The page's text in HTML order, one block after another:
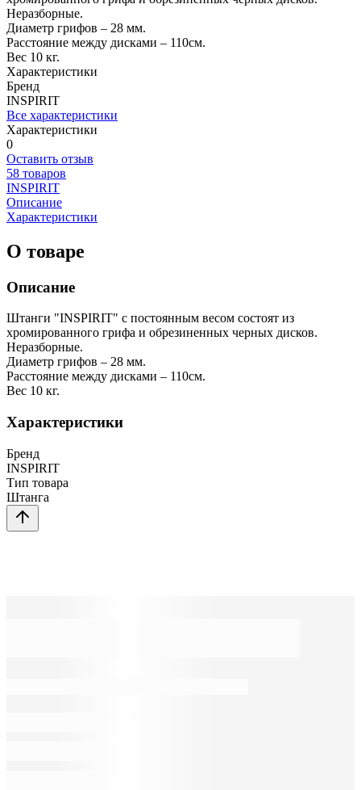
Неразборные.
Диаметр грифов – 28 мм.
Расстояние между дисками – 110см.
Вес 10 кг.
Характеристики
Бренд
INSPIRIT
Все характеристики
Характеристики
0
Оставить отзыв
58 товаров
INSPIRIT
Описание
Характеристики
О товаре
Описание
Штанги "INSPIRIT" с постоянным весом состоят из
хромированного грифа и обрезиненных черных дисков.
Неразборные.
Диаметр грифов – 28 мм.
Расстояние между дисками – 110см.
Вес 10 кг.
Характеристики
Бренд
INSPIRIT
Тип товара
Штанга